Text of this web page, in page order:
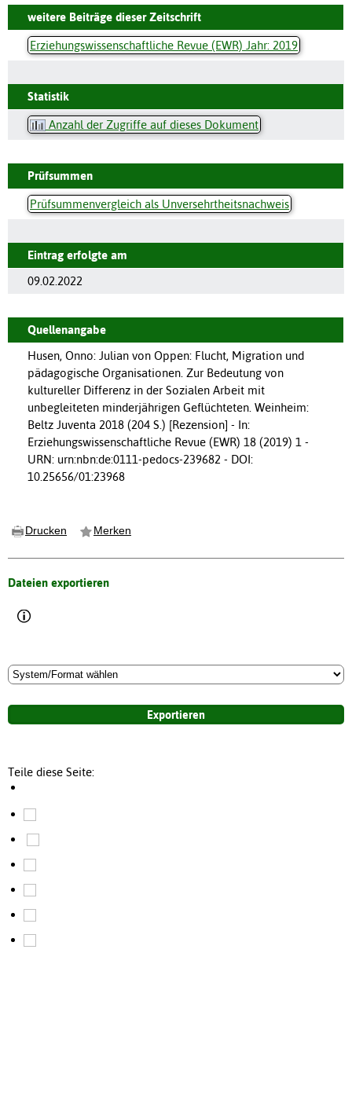
weitere Beiträge dieser Zeitschrift
Erziehungswissenschaftliche Revue (EWR) Jahr: 2019
Statistik
Anzahl der Zugriffe auf dieses Dokument
Prüfsummen
Prüfsummenvergleich als Unversehrtheitsnachweis
Eintrag erfolgte am
09.02.2022
Quellenangabe
Husen, Onno: Julian von Oppen: Flucht, Migration und
pädagogische Organisationen. Zur Bedeutung von
kultureller Differenz in der Sozialen Arbeit mit
unbegleiteten minderjährigen Geflüchteten. Weinheim:
Beltz Juventa 2018 (204 S.) [Rezension] - In:
Erziehungswissenschaftliche Revue (EWR) 18 (2019) 1 -
URN: urn:nbn:de:0111-pedocs-239682 - DOI:
10.25656/01:23968
Drucken Merken
Dateien exportieren
Teile diese Seite: